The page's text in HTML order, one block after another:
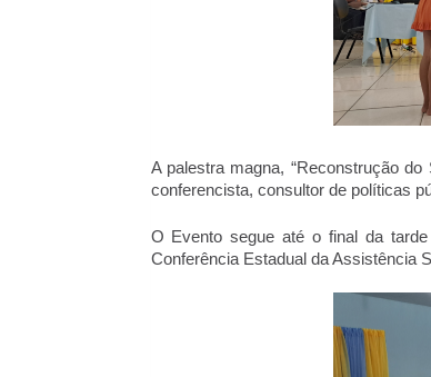
A palestra magna, “Reconstrução
conferencista, consultor de políticas
O Evento segue até o final da
Conferência Estadual da Assistência